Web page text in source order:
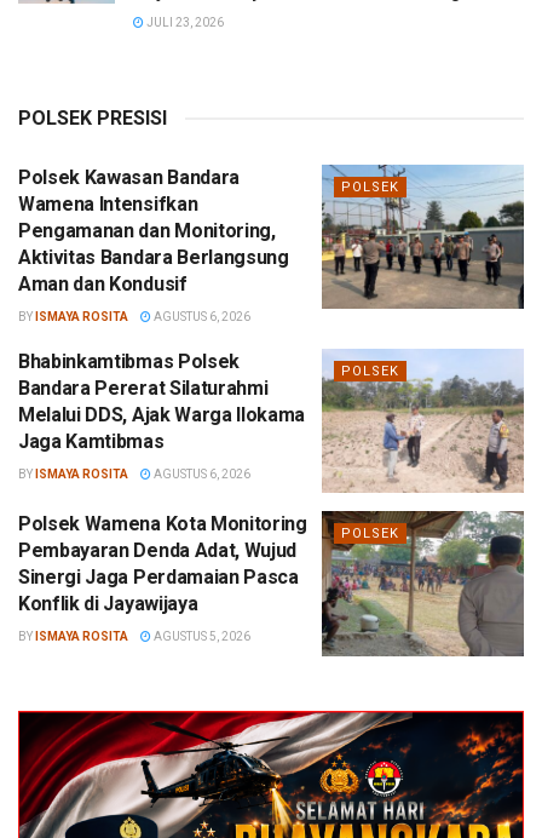
JULI 23, 2026
POLSEK PRESISI
POLSEK
Polsek Kawasan Bandara
Wamena Intensifkan
Pengamanan dan Monitoring,
Aktivitas Bandara Berlangsung
Aman dan Kondusif
BY ISMAYA ROSITA AGUSTUS 6, 2026
POLSEK
Bhabinkamtibmas Polsek
Bandara Pererat Silaturahmi
Melalui DDS, Ajak Warga Ilokama
Jaga Kamtibmas
BY ISMAYA ROSITA AGUSTUS 6, 2026
POLSEK
Polsek Wamena Kota Monitoring
Pembayaran Denda Adat, Wujud
Sinergi Jaga Perdamaian Pasca
Konflik di Jayawijaya
BY ISMAYA ROSITA AGUSTUS 5, 2026